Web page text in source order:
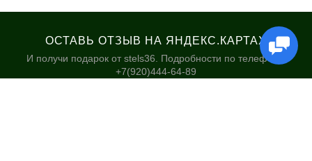
ОСТАВЬ ОТЗЫВ НА ЯНДЕКС.КАРТАХ
И получи подарок от stels36. Подробности по телефону:
+7(920)444-64-89